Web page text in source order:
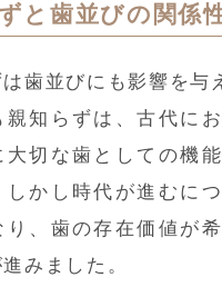
と歯並びの関係
歯並びにも影響を与
親知らずは、古代に
大切な歯としての機
しかし時代が進むに
り、歯の存在価値が
みました。